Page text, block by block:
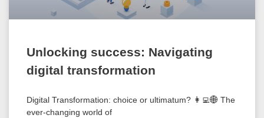
Unlocking success: Navigating
digital transformation
Digital Transformation: choice or ultimatum? 👩‍💻🌐 The
ever-changing world of